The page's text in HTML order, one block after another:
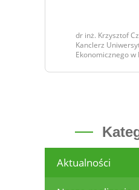
dr inż. Krzysztof
Kanclerz
Ekonomicznego w
Aktualności